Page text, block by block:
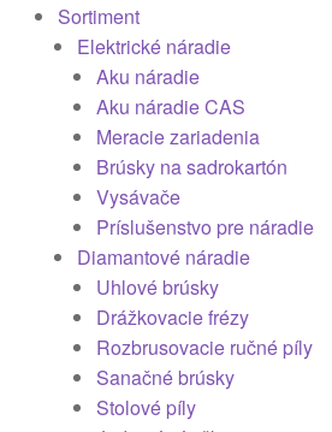
Sortiment
Elektrické náradie
Aku náradie
Aku náradie CAS
Meracie zariadenia
Brúsky na sadrokartón
Vysávače
Príslušenstvo pre náradie
Diamantové náradie
Uhlové brúsky
Drážkovacie frézy
Rozbrusovacie ručné píly
Sanačné brúsky
Stolové píly